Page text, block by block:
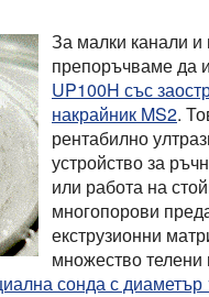
За малки канали и
препоръчваме да
UP100H със
накрайник MS2.
рентабилно
устройство за
или работа на
многопорови
екструзионни
множество телени
сонда с